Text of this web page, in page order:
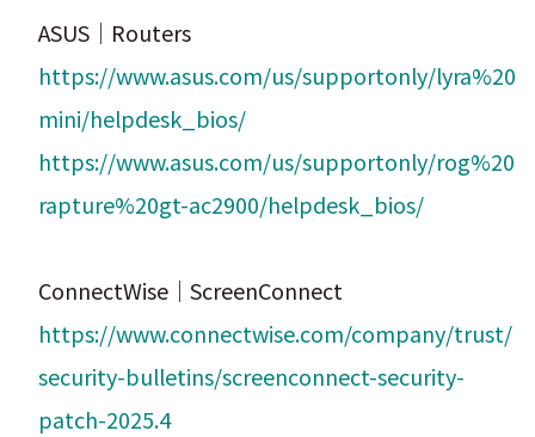
ASUS｜Routers
https://www.asus.com/us/supportonly/lyra%20
mini/helpdesk_bios/
https://www.asus.com/us/supportonly/rog%20
rapture%20gt-ac2900/helpdesk_bios/
ConnectWise｜ScreenConnect
https://www.connectwise.com/company/trust/
security-bulletins/screenconnect-security-
patch-2025.4